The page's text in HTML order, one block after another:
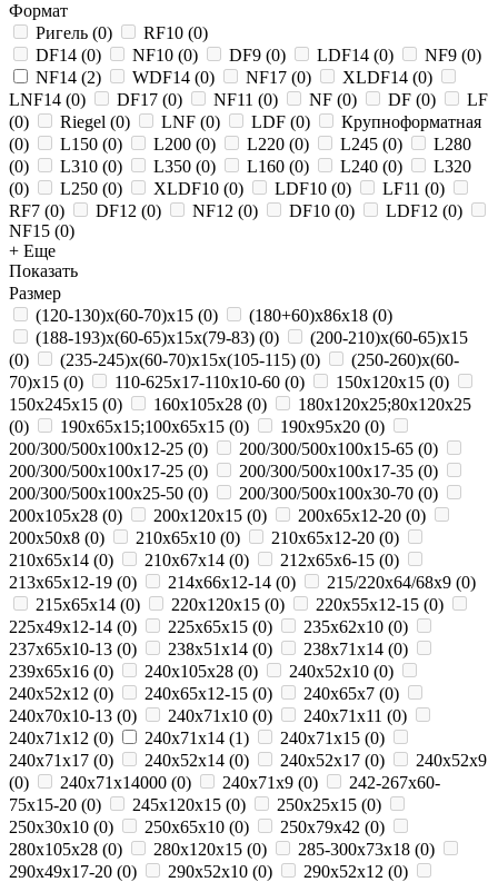
Формат
Ригель (0) RF10 (0)
DF14 (0) NF10 (0) DF9 (0) LDF14 (0) NF9 (0)
NF14 (2) WDF14 (0) NF17 (0) XLDF14 (0)
LNF14 (0) DF17 (0) NF11 (0) NF (0) DF (0)
LF
(0) Riegel (0) LNF (0) LDF (0)
Крупноформатная
(0) L150 (0) L200 (0) L220 (0) L245 (0)
L280
(0) L310 (0) L350 (0) L160 (0) L240 (0)
L320
(0) L250 (0) XLDF10 (0) LDF10 (0) LF11 (0)
RF7 (0) DF12 (0) NF12 (0) DF10 (0) LDF12 (0)
NF15 (0)
+ Еще
Показать
Размер
(120-130)х(60-70)х15 (0) (180+60)х86х18 (0)
(188-193)х(60-65)х15х(79-83) (0)
(200-210)х(60-65)х15
(0) (235-245)х(60-70)х15х(105-115) (0)
(250-260)х(60-
70)х15 (0) 110-625x17-110x10-60 (0) 150x120x15 (0)
150x245x15 (0) 160x105x28 (0)
180х120х25;80х120х25
(0) 190х65х15;100х65х15 (0) 190х95х20 (0)
200/300/500x100x12-25 (0) 200/300/500x100x15-65 (0)
200/300/500x100x17-25 (0) 200/300/500x100x17-35 (0)
200/300/500x100x25-50 (0) 200/300/500x100x30-70 (0)
200x105x28 (0) 200x120x15 (0) 200x65x12-20 (0)
200х50х8 (0) 210x65x10 (0) 210x65x12-20 (0)
210x65x14 (0) 210х67х14 (0) 212x65x6-15 (0)
213x65x12-19 (0) 214x66x12-14 (0) 215/220х64/68х9 (0)
215х65х14 (0) 220x120x15 (0) 220x55x12-15 (0)
225x49x12-14 (0) 225х65х15 (0) 235x62x10 (0)
237x65x10-13 (0) 238х51х14 (0) 238х71х14 (0)
239х65х16 (0) 240x105x28 (0) 240x52x10 (0)
240x52x12 (0) 240x65x12-15 (0) 240x65x7 (0)
240x70x10-13 (0) 240x71x10 (0) 240x71x11 (0)
240x71x12 (0) 240x71x14 (1) 240x71x15 (0)
240x71x17 (0) 240х52х14 (0) 240х52х17 (0)
240х52х9
(0) 240х71х14000 (0) 240х71х9 (0)
242-267x60-
75x15-20 (0) 245x120x15 (0) 250x25x15 (0)
250x30x10 (0) 250x65x10 (0) 250х79х42 (0)
280x105x28 (0) 280x120x15 (0) 285-300x73x18 (0)
290x49x17-20 (0) 290x52x10 (0) 290x52x12 (0)